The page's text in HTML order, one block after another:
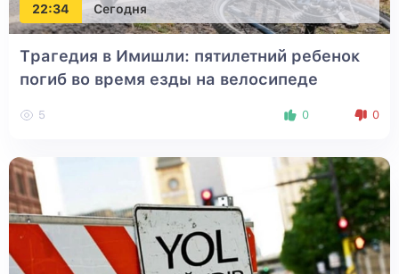
22:34 Сегодня
Трагедия в Имишли: пятилетний ребенок
погиб во время езды на велосипеде
5 0 0